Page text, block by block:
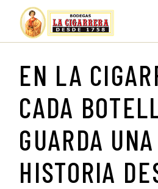
EN LA
CADA
GUARDA UNA
HISTORIA